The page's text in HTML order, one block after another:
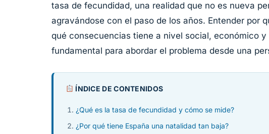
tasa de fecundidad, una realidad que no es nueva
agravándose con el paso de los años. Entender por
qué consecuencias tiene a nivel social, económico y
fundamental para abordar el problema desde una
ÍNDICE DE CONTENIDOS
¿Qué es la tasa de fecundidad y cómo se mide?
¿Por qué tiene España una natalidad tan baja?